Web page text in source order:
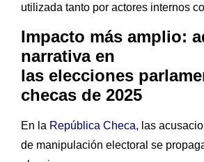
utilizada tanto por actores internos
Impacto más amplio:
narrativa en
las elecciones
checas de 2025
En la República Checa, las
de manipulación electoral se